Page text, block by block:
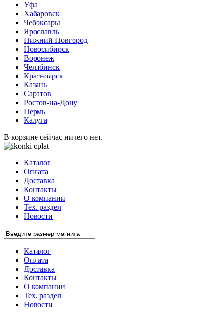
Уфа
Хабаровск
Чебоксары
Ярославль
Нижний Новгород
Новосибирск
Воронеж
Челябинск
Красноярск
Казань
Саратов
Ростов-на-Дону
Пермь
Калуга
В корзине сейчас ничего нет.
Каталог
Оплата
Доставка
Контакты
О компании
Тех. раздел
Новости
Каталог
Оплата
Доставка
Контакты
О компании
Тех. раздел
Новости